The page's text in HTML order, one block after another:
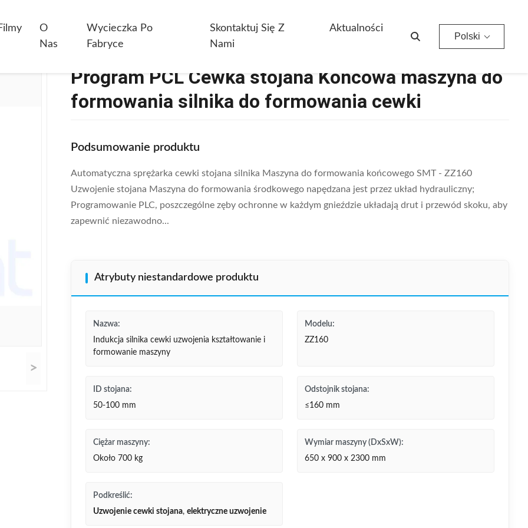
O
Nas
Wycieczka Po
Fabryce
Skontaktuj Się Z
Nami
Aktualności
Polski
>
Program PCL Cewka stojana Końcowa maszyna do
formowania silnika do formowania cewki
Podsumowanie produktu
Automatyczna sprężarka cewki stojana silnika Maszyna do formowania końcowego SMT - ZZ160
Uzwojenie stojana Maszyna do formowania środkowego napędzana jest przez układ hydrauliczny;
Programowanie PLC, poszczególne zęby ochronne w każdym gnieździe układają drut i przewód skoku, aby
zapewnić niezawodno...
Atrybuty niestandardowe produktu
Nazwa:
Indukcja silnika cewki uzwojenia kształtowanie i
formowanie maszyny
Modelu:
ZZ160
ID stojana:
50-100 mm
Odstojnik stojana:
≤160 mm
Ciężar maszyny:
Około 700 kg
Wymiar maszyny (DxSxW):
650 x 900 x 2300 mm
Podkreślić:
Uzwojenie cewki stojana, elektryczne uzwojenie